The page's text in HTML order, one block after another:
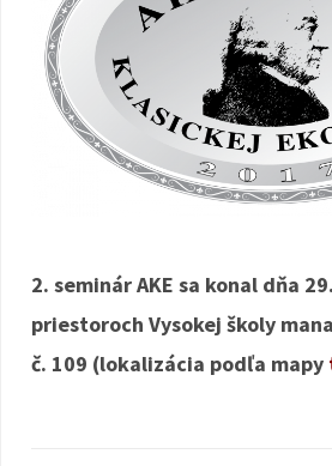
2. seminár AKE sa konal dňa
priestoroch Vysokej školy
č. 109 (lokalizácia podľa mapy